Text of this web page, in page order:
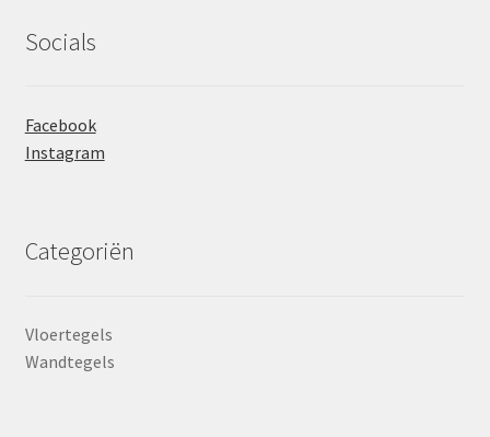
Socials
Facebook
Instagram
Categoriën
Vloertegels
Wandtegels